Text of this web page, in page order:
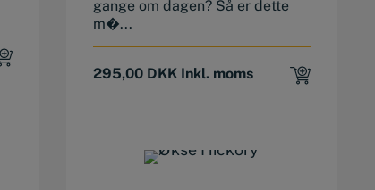
gange om dagen? Så er dette
m�...
295,00 DKK Inkl. moms